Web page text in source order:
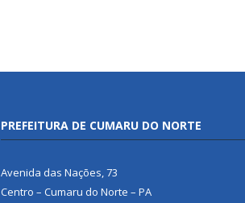
PREFEITURA DE CUMARU DO NORTE
Avenida das Nações, 73
Centro – Cumaru do Norte – PA